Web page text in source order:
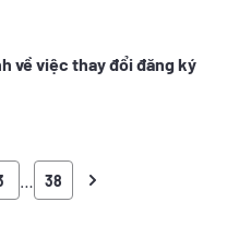
về việc thay đổi đăng ký
38